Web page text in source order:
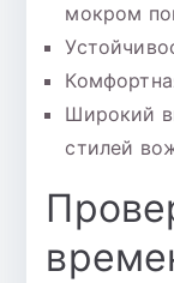
мокром
Широкий
стилей